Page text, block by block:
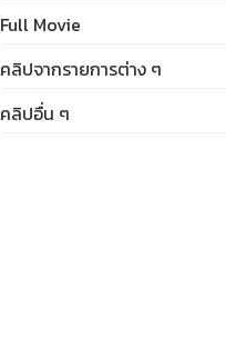
Full Movie
คลิปจากรายการต่าง ๆ
คลิปอื่น ๆ